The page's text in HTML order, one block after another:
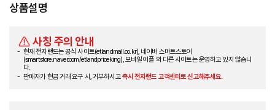
상품설명
사칭 주의 안내
현재 전자랜드는 공식 사이트(etlandmall.co.kr), 네이버 스마트스토어
(smartstore.naver.com/etlandpriceking), 모바일 어플 외 다른 사이트는 운영하고 있지 않습니
다.
판매자가 현금 거래 요구 시, 거부하시고즉시 전자랜드 고객센터로 신고해주세요.